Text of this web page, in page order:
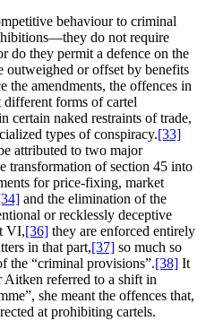
behaviour to criminal
do not require
do they permit a defence on the
outweighed or offset by benefits
the amendments, the offences in
different forms of cartel
certain naked restraints of trade,
types of conspiracy.[33]
attributed to two major
transformation of section 45 into
for price-fixing, market
and the elimination of the
or recklessly deceptive
VI,[36] they are enforced entirely
in that part,[37] so much so
the “criminal provisions”.[38] It
referred to a shift in
she meant the offences that,
at prohibiting cartels.